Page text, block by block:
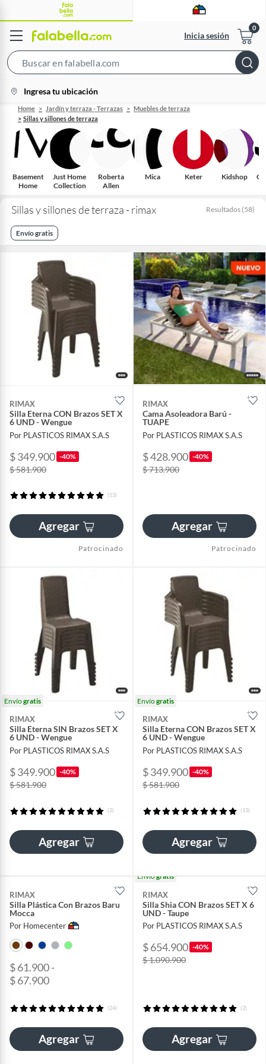
Inicia sesión
Bar
location-
icon
Ingresa tu ubicación
Home Jardín y terraza - Terrazas
Muebles de terraza
Sillas y sillones de terraza
Basement
Home
Just Home
Collection
Roberta
Allen
Mica Keter Kidshop
Sillas y sillones de terraza - rimax Resultados (58)
Envío gratis
RIMAX
Silla Eterna CON Brazos SET X
6 UND - Wengue
Por PLASTICOS RIMAX S.A.S
$ 349.900 -40%
$ 581.900
(13)
Agregar
Patrocinado
RIMAX
Cama Asoleadora Barú -
TUAPE
Por PLASTICOS RIMAX S.A.S
$ 428.900 -40%
$ 713.900
Agregar
Patrocinado
Envíogratis
RIMAX
Silla Eterna SIN Brazos SET X
6 UND - Wengue
Por PLASTICOS RIMAX S.A.S
$ 349.900 -40%
$ 581.900
(2)
Agregar
Envíogratis
RIMAX
Silla Eterna CON Brazos SET X
6 UND - Wengue
Por PLASTICOS RIMAX S.A.S
$ 349.900 -40%
$ 581.900
(13)
Agregar
RIMAX
Silla Plástica Con Brazos Baru
Mocca
Por Homecenter
$ 61.900 -
$ 67.900
(24)
Agregar
Envíogratis
RIMAX
Silla Shia CON Brazos SET X 6
UND - Taupe
Por PLASTICOS RIMAX S.A.S
$ 654.900 -40%
$ 1.090.900
(2)
Agregar